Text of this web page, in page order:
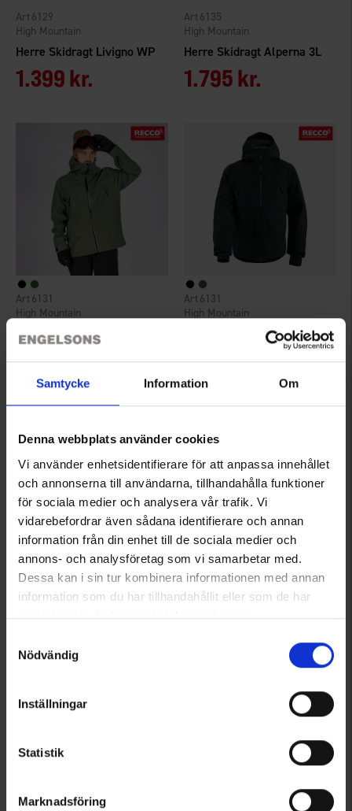
Samtycke Information Om
Denna webbplats använder cookies
Vi använder enhetsidentifierare för att anpassa innehållet
och annonserna till användarna, tillhandahålla funktioner
för sociala medier och analysera vår trafik. Vi
vidarebefordrar även sådana identifierare och annan
information från din enhet till de sociala medier och
annons- och analysföretag som vi samarbetar med.
Dessa kan i sin tur kombinera informationen med annan
information som du har tillhandahållit eller som de har
samlat in när du har använt deras tjänster.
Nödvändig
Inställningar
Statistik
Marknadsföring
Herre Skidragt Livigno WP
High Mountain
6129
1.399 kr.
Herre Skidragt Alperna 3L
High Mountain
6135
1.795 kr.
Herre Skijakke Alperna 3L
High Mountain
6131
1.199 kr.
Vurdering: 4.7 ud af 5 stjerner
Herre Skijakke Alperna 3L
High Mountain
6131
1.199 kr.
Vurdering: 4.7 ud af 5 stjerner
6125
999 kr.
6121